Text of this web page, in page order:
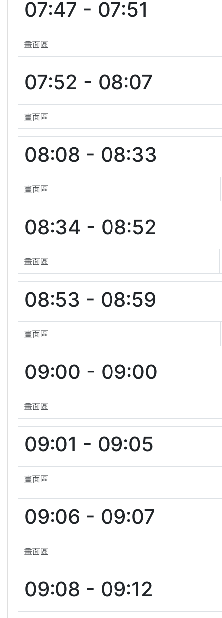
07:47 - 07:51
畫面區
07:52 - 08:07
畫面區
08:08 - 08:33
畫面區
08:34 - 08:52
畫面區
08:53 - 08:59
畫面區
09:00 - 09:00
畫面區
09:01 - 09:05
畫面區
09:06 - 09:07
畫面區
09:08 - 09:12